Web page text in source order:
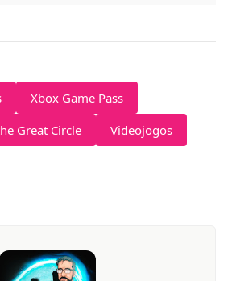
Xbox Game Pass
Great Circle
Videojogos